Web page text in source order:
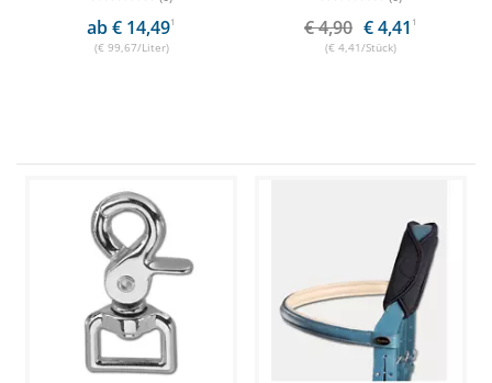
ab € 14,491
(€ 99,67/Liter)
€ 4,90 € 4,41 1
(€ 4,41/Stück)